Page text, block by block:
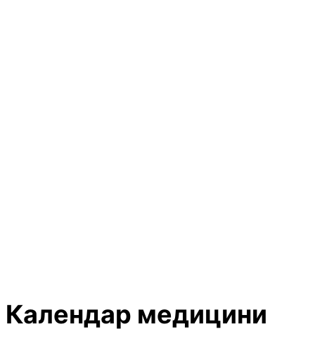
Календар медицини